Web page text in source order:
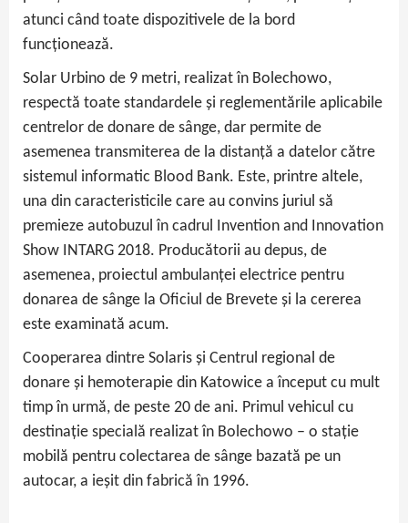
atunci când toate dispozitivele de la bord
funcționează.
Solar Urbino de 9 metri, realizat în Bolechowo,
respectă toate standardele și reglementările aplicabile
centrelor de donare de sânge, dar permite de
asemenea transmiterea de la distanță a datelor către
sistemul informatic Blood Bank. Este, printre altele,
una din caracteristicile care au convins juriul să
premieze autobuzul în cadrul Invention and Innovation
Show INTARG 2018. Producătorii au depus, de
asemenea, proiectul ambulanței electrice pentru
donarea de sânge la Oficiul de Brevete și la cererea
este examinată acum.
Cooperarea dintre Solaris și Centrul regional de
donare și hemoterapie din Katowice a început cu mult
timp în urmă, de peste 20 de ani. Primul vehicul cu
destinație specială realizat în Bolechowo – o stație
mobilă pentru colectarea de sânge bazată pe un
autocar, a ieșit din fabrică în 1996.